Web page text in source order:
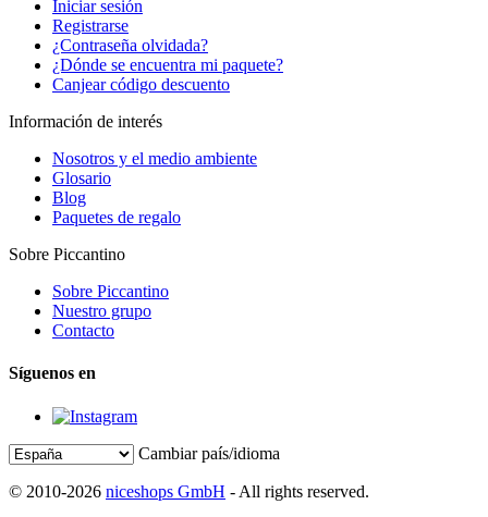
Iniciar sesión
Registrarse
¿Contraseña olvidada?
¿Dónde se encuentra mi paquete?
Canjear código descuento
Información de interés
Nosotros y el medio ambiente
Glosario
Blog
Paquetes de regalo
Sobre Piccantino
Sobre Piccantino
Nuestro grupo
Contacto
Síguenos en
Cambiar país/idioma
© 2010-2026 niceshops GmbH - All rights reserved.